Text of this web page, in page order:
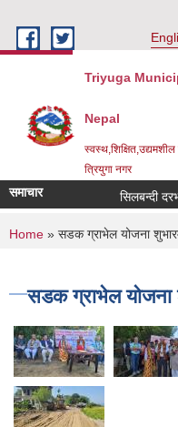
Triyuga
Nepal
त्रियुगा नगर
समाचार सिलबन्दी
You are here
Home » सडक ग्राभेल योजना
सडक ग्राभेल योजना